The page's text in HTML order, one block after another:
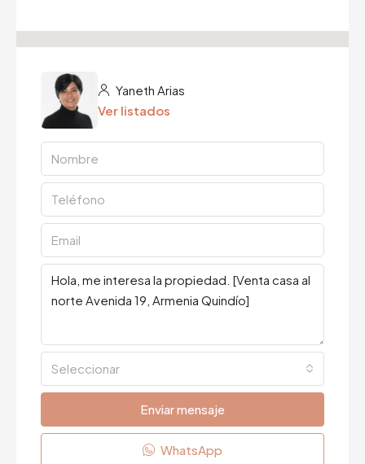
Yaneth Arias
Ver listados
Seleccionar
Enviar mensaje
WhatsApp